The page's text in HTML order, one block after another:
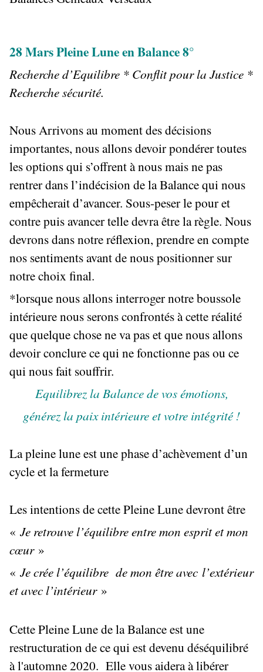
28 Mars Pleine Lune en Balance 8°
Recherche d’Equilibre * Conflit pour la Justice *
Recherche sécurité.
Nous Arrivons au moment des décisions
importantes, nous allons devoir pondérer toutes
les options qui s’offrent à nous mais ne pas
rentrer dans l’indécision de la Balance qui nous
empêcherait d’avancer. Sous-peser le pour et
contre puis avancer telle devra être la règle. Nous
devrons dans notre réflexion, prendre en compte
nos sentiments avant de nous positionner sur
notre choix final.
*lorsque nous allons interroger notre boussole
intérieure nous serons confrontés à cette réalité
que quelque chose ne va pas et que nous allons
devoir conclure ce qui ne fonctionne pas ou ce
qui nous fait souffrir.
Equilibrez la Balance de vos émotions,
générez la paix intérieure et votre intégrité !
La pleine lune est une phase d’achèvement d’un
cycle et la fermeture
Les intentions de cette Pleine Lune devront être
« Je retrouve l’équilibre entre mon esprit et mon
cœur»
« Je crée l’équilibre de mon être avec l’extérieur
et avec l’intérieur»
Cette Pleine Lune de la Balance est une
restructuration de ce qui est devenu déséquilibré
à l'automne 2020. Elle vous aidera à libérer